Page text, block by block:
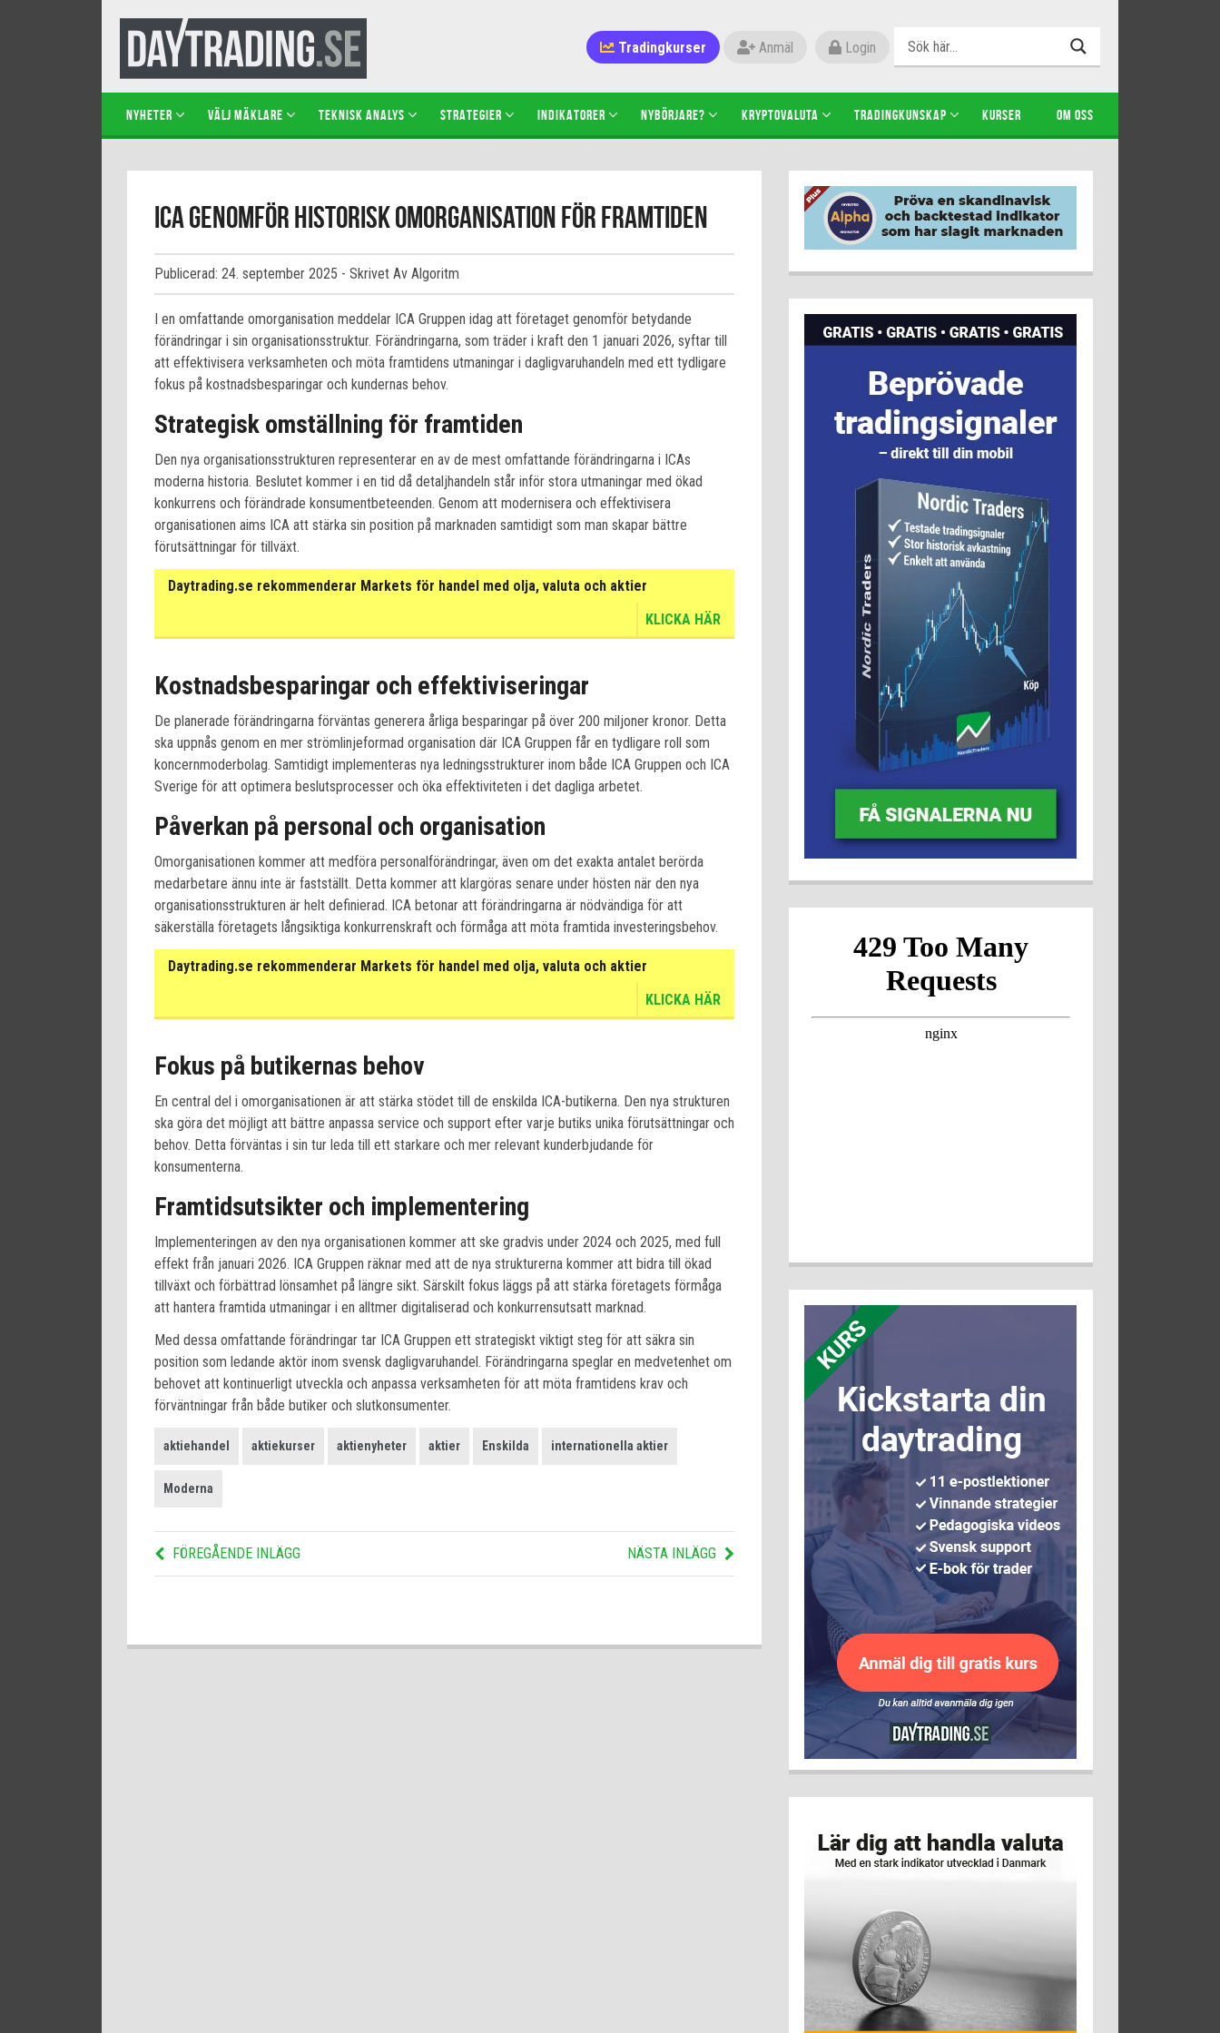
Tradingkurser Anmäl Login
NYHETER VÄLJ MÄKLARE TEKNISK ANALYS STRATEGIER INDIKATORER NYBÖRJARE? KRYPTOVALUTA TRADINGKUNSKAP KURSER OM OSS
ICA genomför historisk omorganisation för framtiden
Publicerad: 24. september 2025 - Skrivet Av Algoritm
I en omfattande omorganisation meddelar ICA Gruppen idag att företaget genomför betydande
förändringar i sin organisationsstruktur. Förändringarna, som träder i kraft den 1 januari 2026, syftar till
att effektivisera verksamheten och möta framtidens utmaningar i dagligvaruhandeln med ett tydligare
fokus på kostnadsbesparingar och kundernas behov.
Strategisk omställning för framtiden
Den nya organisationsstrukturen representerar en av de mest omfattande förändringarna i ICAs
moderna historia. Beslutet kommer i en tid då detaljhandeln står inför stora utmaningar med ökad
konkurrens och förändrade konsumentbeteenden. Genom att modernisera och effektivisera
organisationen aims ICA att stärka sin position på marknaden samtidigt som man skapar bättre
förutsättningar för tillväxt.
Daytrading.se rekommenderar Markets för handel med olja, valuta och aktier
KLICKA HÄR
Kostnadsbesparingar och effektiviseringar
De planerade förändringarna förväntas generera årliga besparingar på över 200 miljoner kronor. Detta
ska uppnås genom en mer strömlinjeformad organisation där ICA Gruppen får en tydligare roll som
koncernmoderbolag. Samtidigt implementeras nya ledningsstrukturer inom både ICA Gruppen och ICA
Sverige för att optimera beslutsprocesser och öka effektiviteten i det dagliga arbetet.
Påverkan på personal och organisation
Omorganisationen kommer att medföra personalförändringar, även om det exakta antalet berörda
medarbetare ännu inte är fastställt. Detta kommer att klargöras senare under hösten när den nya
organisationsstrukturen är helt definierad. ICA betonar att förändringarna är nödvändiga för att
säkerställa företagets långsiktiga konkurrenskraft och förmåga att möta framtida investeringsbehov.
Daytrading.se rekommenderar Markets för handel med olja, valuta och aktier
KLICKA HÄR
Fokus på butikernas behov
En central del i omorganisationen är att stärka stödet till de enskilda ICA-butikerna. Den nya strukturen
ska göra det möjligt att bättre anpassa service och support efter varje butiks unika förutsättningar och
behov. Detta förväntas i sin tur leda till ett starkare och mer relevant kunderbjudande för
konsumenterna.
Framtidsutsikter och implementering
Implementeringen av den nya organisationen kommer att ske gradvis under 2024 och 2025, med full
effekt från januari 2026. ICA Gruppen räknar med att de nya strukturerna kommer att bidra till ökad
tillväxt och förbättrad lönsamhet på längre sikt. Särskilt fokus läggs på att stärka företagets förmåga
att hantera framtida utmaningar i en alltmer digitaliserad och konkurrensutsatt marknad.
Med dessa omfattande förändringar tar ICA Gruppen ett strategiskt viktigt steg för att säkra sin
position som ledande aktör inom svensk dagligvaruhandel. Förändringarna speglar en medvetenhet om
behovet att kontinuerligt utveckla och anpassa verksamheten för att möta framtidens krav och
förväntningar från både butiker och slutkonsumenter.
aktiehandel aktiekurser aktienyheter aktier Enskilda internationella aktier
Moderna
FÖREGÅENDE INLÄGG NÄSTA INLÄGG